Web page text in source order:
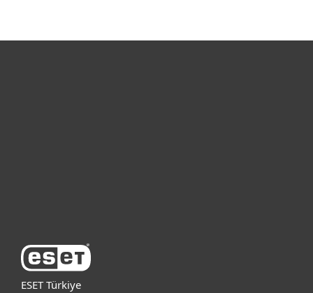
ESET Türkiye